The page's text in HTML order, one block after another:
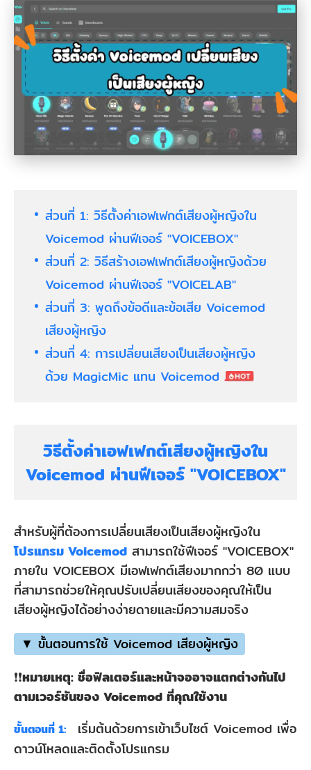
ส่วนที่ 1: วิธีตั้งค่าเอฟเฟกต์เสียงผู้หญิงใน
Voicemod ผ่านฟีเจอร์ "VOICEBOX"
ส่วนที่ 2: วิธีสร้างเอฟเฟกต์เสียงผู้หญิงด้วย
Voicemod ผ่านฟีเจอร์ "VOICELAB"
ส่วนที่ 3: พูดถึงข้อดีและข้อเสีย Voicemod
เสียงผู้หญิง
ส่วนที่ 4: การเปลี่ยนเสียงเป็นเสียงผู้หญิง
ด้วย MagicMic แทน Voicemod
วิธีตั้งค่าเอฟเฟกต์เสียงผู้หญิงใน
Voicemod ผ่านฟีเจอร์ "VOICEBOX"
สำหรับผู้ที่ต้องการเปลี่ยนเสียงเป็นเสียงผู้หญิงใน
โปรแกรม Voicemod สามารถใช้ฟีเจอร์ "VOICEBOX"
ภายใน VOICEBOX มีเอฟเฟกต์เสียงมากกว่า 80 แบบ
ที่สามารถช่วยให้คุณปรับเปลี่ยนเสียงของคุณให้เป็น
เสียงผู้หญิงได้อย่างง่ายดายและมีความสมจริง
▼ ขั้นตอนการใช้ Voicemod เสียงผู้หญิง
❗❗หมายเหตุ: ชื่อฟิลเตอร์และหน้าจออาจแตกต่างกันไป
ตามเวอร์ชันของ Voicemod ที่คุณใช้งาน
ขั้นตอนที่ 1:
เริ่มต้นด้วยการเข้าเว็บไซต์ Voicemod เพื่อ
ดาวน์โหลดและติดตั้งโปรแกรม